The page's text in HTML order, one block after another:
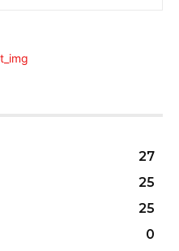
27
25
25
0